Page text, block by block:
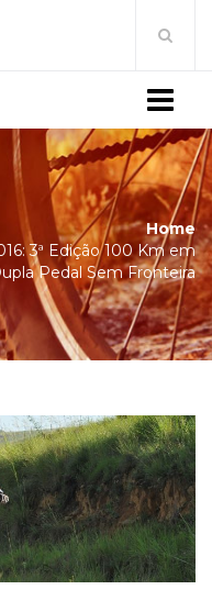
Home
3ª Edição 100 Km em
Pedal Sem Fronteira